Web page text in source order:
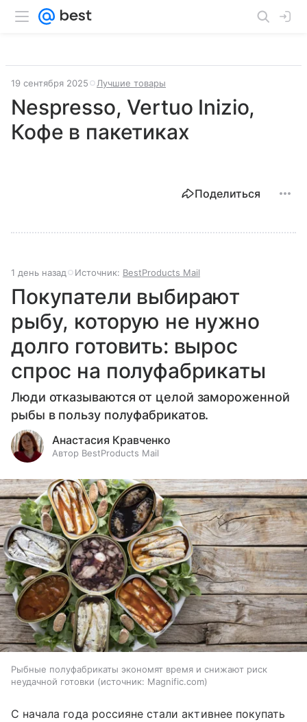
19 сентября 2025 Лучшие товары
Nespresso, Vertuo Inizio,
Кофе в пакетиках
Поделиться
1 день назад Источник: BestProducts Mail
Покупатели выбирают
рыбу, которую не нужно
долго готовить: вырос
спрос на полуфабрикаты
Люди отказываются от целой замороженной
рыбы в пользу полуфабрикатов.
Анастасия Кравченко
Автор BestProducts Mail
Рыбные полуфабрикаты экономят время и снижают риск
неудачной готовки
источник: Magnific.com
С начала года россияне стали активнее покупать